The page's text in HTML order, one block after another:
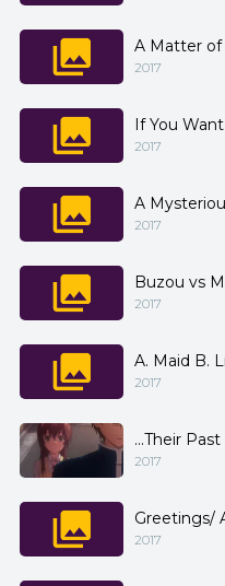
A Matter of
2017
If You
2017
A
2017
Buzou vs
2017
A. Maid B.
2017
...Their
2017
Greetings/
2017